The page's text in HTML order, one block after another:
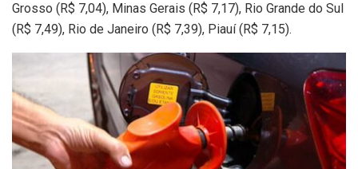
Grosso (R$ 7,04), Minas Gerais (R$ 7,17), Rio Grande do Sul
(R$ 7,49), Rio de Janeiro (R$ 7,39), Piauí (R$ 7,15).